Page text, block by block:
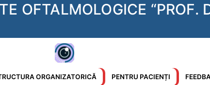
OFTALMOLOGICE “PROF.
ORGANIZATORICĂ PENTRU PACIENȚI